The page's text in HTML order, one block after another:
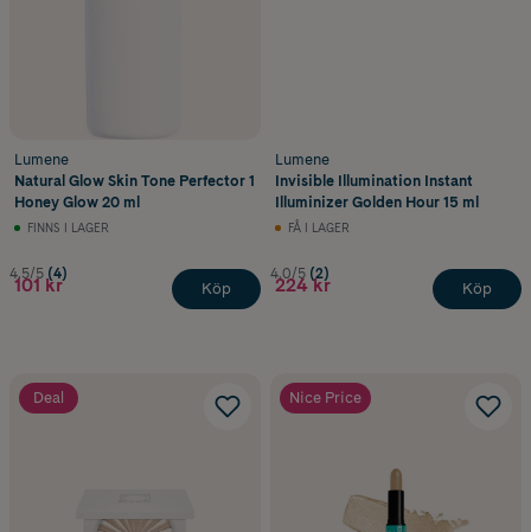
Lumene
Natural Glow Skin Tone Perfector 1
Honey Glow 20 ml
FINNS I LAGER
4.5/5 (4)
101 kr Köp
Lumene
Invisible Illumination Instant
Illuminizer Golden Hour 15 ml
FÅ I LAGER
4.0/5 (2)
224 kr Köp
Deal Nice Price